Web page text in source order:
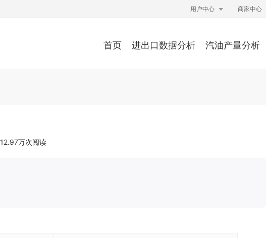
用户中心  商家中心
首页 进出口数据分析 汽油产量分析
12.97万次阅读